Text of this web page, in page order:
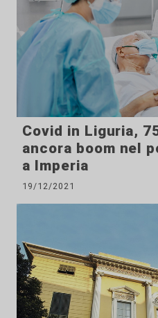
Covid in Liguria,
ancora boom nel
a Imperia
19/12/2021